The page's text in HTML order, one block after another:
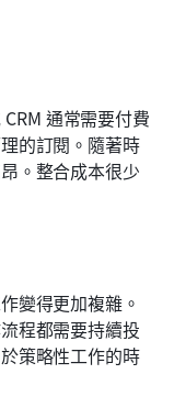
通常需要付費
的訂閱。隨著時
。整合成本很少
變得更加複雜。
程都需要持續投
策略性工作的時